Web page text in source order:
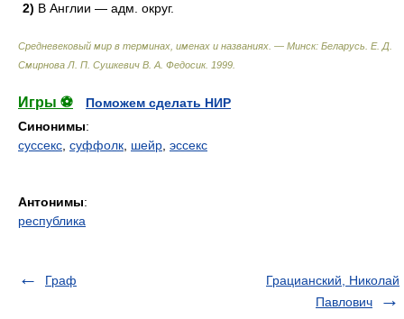
2) В Англии — адм. округ.
Средневековый мир в терминах, именах и названиях. — Минск: Беларусь Е. Д.
Смирнова Л. П. Сушкевич В. А. Федосик. 1999
Игры ⚽
Поможем сделать НИР
Синонимы:
суссекс суффолк шейр эссекс
Антонимы:
республика
Граф
Грацианский, Николай
Павлович